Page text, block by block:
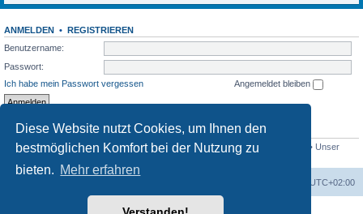
Diese Website nutzt Cookies, um Ihnen den
bestmöglichen Komfort bei der Nutzung zu
bieten. Mehr erfahren
ANMELDEN • REGISTRIEREN
Benutzername:
Passwort:
Ich habe mein Passwort vergessen
Angemeldet bleiben
STATISTIK
Beiträge insgesamt1558 • Themen insgesamt432 • Mitglieder insgesamt
• Unser
neuestes Mitglied:
UTC+02:00
Powered byphpBB® Forum Software © phpBB Limited